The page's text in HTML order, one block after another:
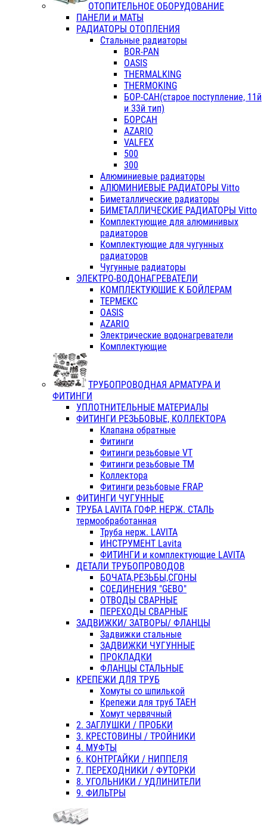
ОТОПИТЕЛЬНОЕ ОБОРУДОВАНИЕ
ПАНЕЛИ и МАТЫ
РАДИАТОРЫ ОТОПЛЕНИЯ
Стальные радиаторы
BOR-PAN
OASIS
THERMALKING
THERMOKING
БОР-САН(старое поступление, 11й
и 33й тип)
БОРСАН
AZARIO
VALFEX
500
300
Алюминиевые радиаторы
АЛЮМИНИЕВЫЕ РАДИАТОРЫ Vitto
Биметаллические радиаторы
БИМЕТАЛЛИЧЕСКИЕ РАДИАТОРЫ Vitto
Комплектующие для алюминивых
радиаторов
Комплектующие для чугунных
радиаторов
Чугунные радиаторы
ЭЛЕКТРО-ВОДОНАГРЕВАТЕЛИ
КОМПЛЕКТУЮЩИЕ К БОЙЛЕРАМ
ТЕРМЕКС
OASIS
AZARIO
Электрические водонагреватели
Комплектующие
ТРУБОПРОВОДНАЯ АРМАТУРА И
ФИТИНГИ
УПЛОТНИТЕЛЬНЫЕ МАТЕРИАЛЫ
ФИТИНГИ РЕЗЬБОВЫЕ, КОЛЛЕКТОРА
Клапана обратные
Фитинги
Фитинги резьбовые VT
Фитинги резьбовые ТМ
Коллектора
Фитинги резьбовые FRAP
ФИТИНГИ ЧУГУННЫЕ
ТРУБА LAVITA ГОФР. НЕРЖ. СТАЛЬ
термообработанная
Труба нерж. LAVITA
ИНСТРУМЕНТ Lavita
ФИТИНГИ и комплектующие LAVITA
ДЕТАЛИ ТРУБОПРОВОДОВ
БОЧАТА,РЕЗЬБЫ,СГОНЫ
СОЕДИНЕНИЯ "GEBO"
ОТВОДЫ СВАРНЫЕ
ПЕРЕХОДЫ СВАРНЫЕ
ЗАДВИЖКИ/ ЗАТВОРЫ/ ФЛАНЦЫ
Задвижки стальные
ЗАДВИЖКИ ЧУГУННЫЕ
ПРОКЛАДКИ
ФЛАНЦЫ СТАЛЬНЫЕ
КРЕПЕЖИ ДЛЯ ТРУБ
Хомуты со шпилькой
Крепежи для труб ТАЕН
Хомут червячный
2. ЗАГЛУШКИ / ПРОБКИ
3. КРЕСТОВИНЫ / ТРОЙНИКИ
4. МУФТЫ
6. КОНТРГАЙКИ / НИППЕЛЯ
7. ПЕРЕХОДНИКИ / ФУТОРКИ
8. УГОЛЬНИКИ / УДЛИНИТЕЛИ
9. ФИЛЬТРЫ